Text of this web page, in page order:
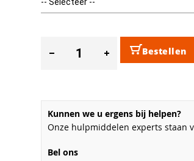
Bestellen
Kunnen we u ergens bij helpen?
Onze hulpmiddelen experts staan
Bel ons